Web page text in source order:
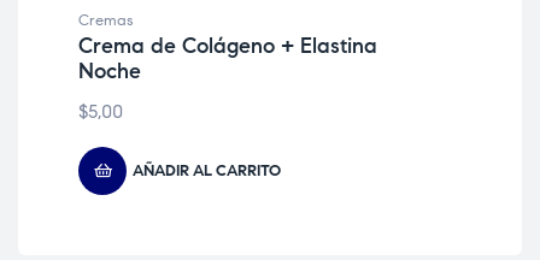
Cremas
Crema de Colágeno + Elastina
Noche
$5,00
AÑADIR AL CARRITO